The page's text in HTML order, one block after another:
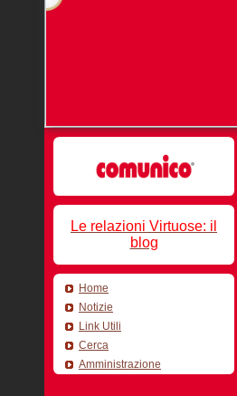
Le relazioni Virtuose: il
blog
Home
Notizie
Link Utili
Cerca
Amministrazione